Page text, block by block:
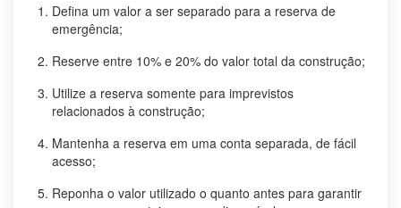
Defina um valor a ser separado para a reserva de
emergência;
Reserve entre 10% e 20% do valor total da construção;
Utilize a reserva somente para imprevistos
relacionados à construção;
Mantenha a reserva em uma conta separada, de fácil
acesso;
Reponha o valor utilizado o quanto antes para garantir